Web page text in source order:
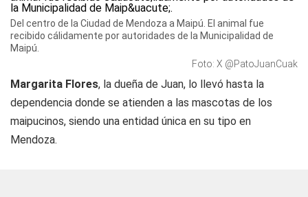
Del centro de la Ciudad de Mendoza a Maipú. El animal fue
recibido cálidamente por autoridades de la Municipalidad de
Maipú.
Foto: X @PatoJuanCuak
Margarita Flores, la dueña de Juan, lo llevó hasta la
dependencia donde se atienden a las mascotas de los
maipucinos, siendo una entidad única en su tipo en
Mendoza.